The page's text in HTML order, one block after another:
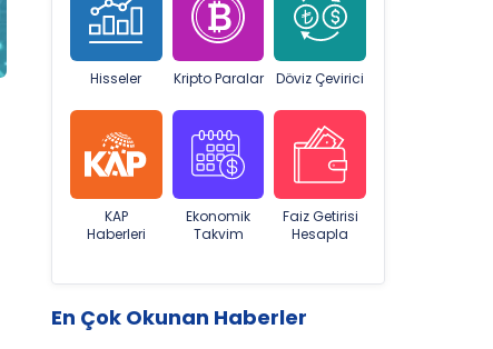
Hisseler Kripto Paralar Döviz Çevirici
KAP
Haberleri
Ekonomik
Takvim
Faiz Getirisi
Hesapla
En Çok Okunan Haberler